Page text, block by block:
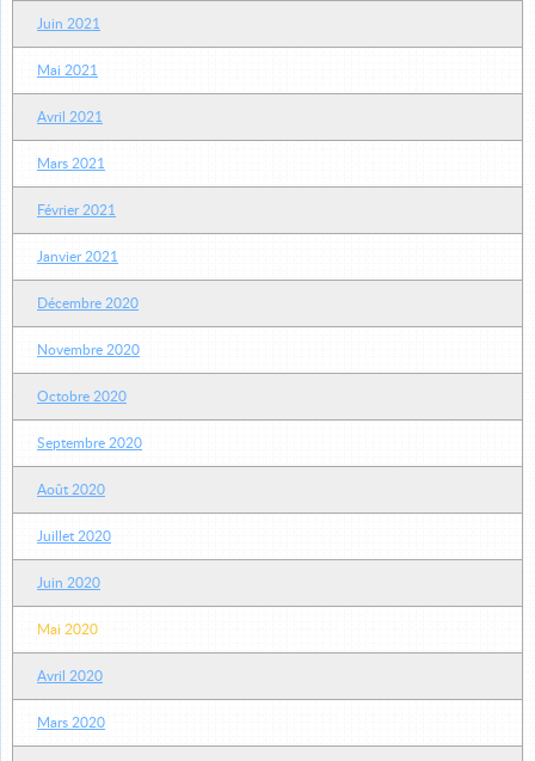
Juin 2021
Mai 2021
Avril 2021
Mars 2021
Février 2021
Janvier 2021
Décembre 2020
Novembre 2020
Octobre 2020
Septembre 2020
Août 2020
Juillet 2020
Juin 2020
Mai 2020
Avril 2020
Mars 2020